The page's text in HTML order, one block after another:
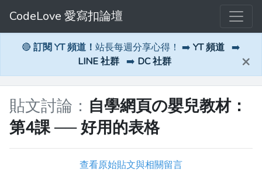
CodeLove 愛寫扣論壇
🔴 訂閱 YT 頻道！ 站長每週分享心得！ ➡️ YT 頻道 ➡️
LINE 社群 ➡️ DC 社群 ×
貼文討論： 自學網頁の嬰兒教材：
第4課 ── 好用的表格
查看原始貼文與相關留言